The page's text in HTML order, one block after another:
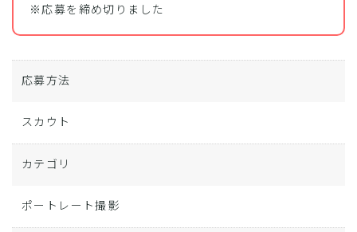
※応募を締め切りました
応募方法
スカウト
カテゴリ
ポートレート撮影